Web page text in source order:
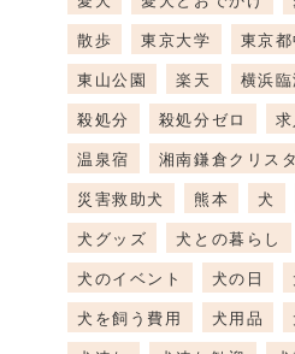
散歩
東京大学
東京
東山公園
楽天
横浜
殺処分
殺処分ゼロ 求
温泉宿
湘南鎌倉クリス
災害救助犬
熊本 犬
犬グッズ
犬との暮らし
犬のイベント
犬の日
犬を飼う費用
犬用品